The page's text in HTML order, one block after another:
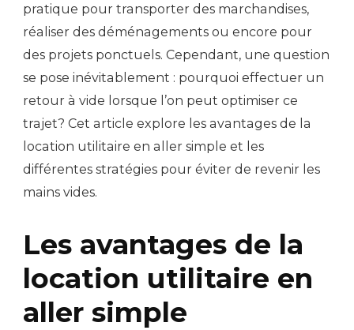
pratique pour transporter des marchandises,
réaliser des déménagements ou encore pour
des projets ponctuels. Cependant, une question
se pose inévitablement : pourquoi effectuer un
retour à vide lorsque l’on peut optimiser ce
trajet? Cet article explore les avantages de la
location utilitaire en aller simple et les
différentes stratégies pour éviter de revenir les
mains vides.
Les avantages de la
location utilitaire en
aller simple